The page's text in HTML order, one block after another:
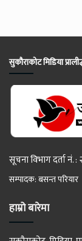
सुकौराकोट मिडिया
सूचना विभाग दर्ता
सम्पादक: बसन्त परियार
हाम्रो बारेमा